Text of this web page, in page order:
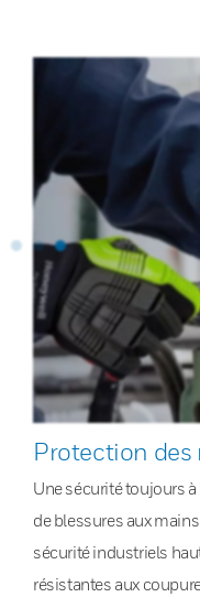
Protection des
Une sécurité toujours
de blessures aux
sécurité industriels
résistantes aux